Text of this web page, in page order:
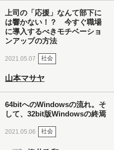
上司の「応援」なんて部下に
は響かない！？ 今すぐ職場
に導入するべきモチベーショ
ンアップの方法
2021.05.07 社会
山本マサヤ
64bitへのWindowsの流れ。そ
して、32bit版Windowsの終焉
2021.05.06 社会